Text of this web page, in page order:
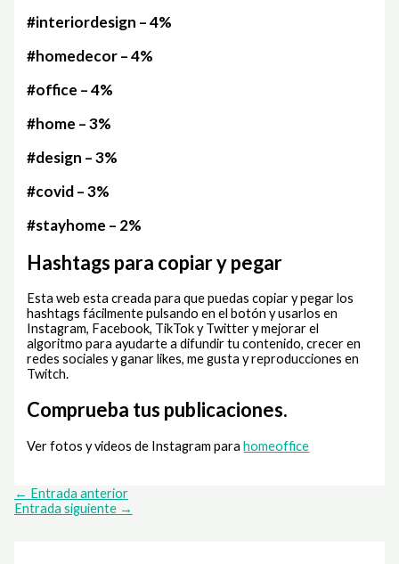
#interiordesign – 4%
#homedecor – 4%
#office – 4%
#home – 3%
#design – 3%
#covid – 3%
#stayhome – 2%
Hashtags para copiar y pegar
Esta web esta creada para que puedas copiar y pegar los
hashtags fácilmente pulsando en el botón y usarlos en
Instagram, Facebook, TikTok y Twitter y mejorar el
algoritmo para ayudarte a difundir tu contenido, crecer en
redes sociales y ganar likes, me gusta y reproducciones en
Twitch.
Comprueba tus publicaciones.
Ver fotos y videos de Instagram parahomeoffice
← Entrada anterior
Entrada siguiente →